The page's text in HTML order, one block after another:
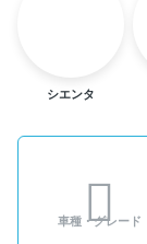
シエンタ
車種・グレード